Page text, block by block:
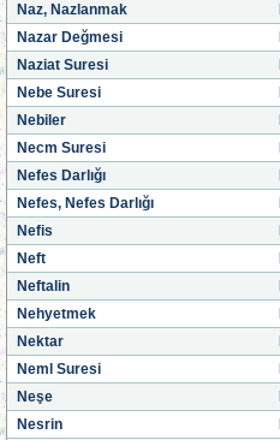
Naz, Nazlanmak
Nazar Değmesi
Naziat Suresi
Nebe Suresi
Nebiler
Necm Suresi
Nefes Darlığı
Nefes, Nefes Darlığı
Nefis
Neft
Neftalin
Nehyetmek
Nektar
Neml Suresi
Neşe
Nesrin